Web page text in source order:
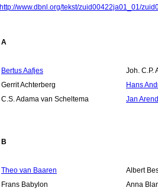
http://www.dbnl.org/tekst/zuid00422ja01_01/
A
Bertus Aafjes Joh. C.P.
Gerrit Achterberg
Hans
C.S. Adama van Scheltema
Jan
B
Theo van Baaren Albert
Frans Babylon
Anna